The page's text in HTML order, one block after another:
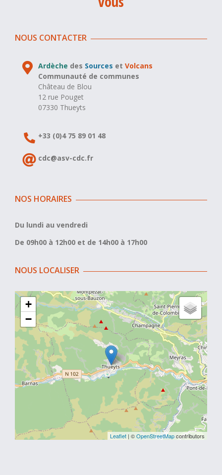
NOUS CONTACTER
Ardèche des Sources etVolcans
Communauté de communes
Château de Blou
12 rue Pouget
07330 Thueyts
+33 (0)4 75 89 01 48
cdc@asv-cdc.fr
NOS HORAIRES
Du lundi au vendredi
De 09h00 à 12h00 et de 14h00 à 17h00
NOUS LOCALISER
+
−
Leaflet | ©OpenStreetMapcontributors